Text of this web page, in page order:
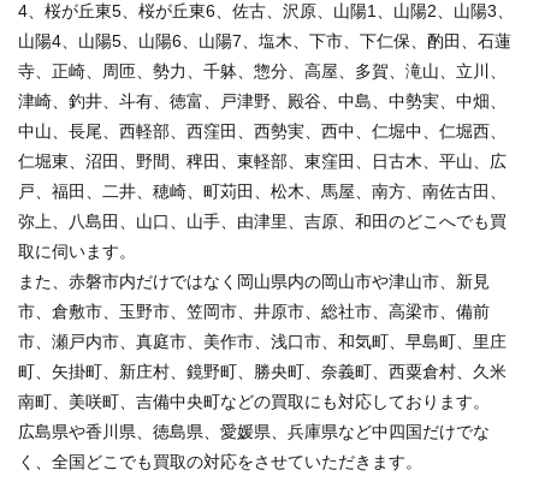
4、桜が丘東5、桜が丘東6、佐古、沢原、山陽1、山陽2、山陽3、
山陽4、山陽5、山陽6、山陽7、塩木、下市、下仁保、酌田、石蓮
寺、正崎、周匝、勢力、千躰、惣分、高屋、多賀、滝山、立川、
津崎、釣井、斗有、徳富、戸津野、殿谷、中島、中勢実、中畑、
中山、長尾、西軽部、西窪田、西勢実、西中、仁堀中、仁堀西、
仁堀東、沼田、野間、稗田、東軽部、東窪田、日古木、平山、広
戸、福田、二井、穂崎、町苅田、松木、馬屋、南方、南佐古田、
弥上、八島田、山口、山手、由津里、吉原、和田のどこへでも買
取に伺います。
また、赤磐市内だけではなく岡山県内の岡山市や津山市、新見
市、倉敷市、玉野市、笠岡市、井原市、総社市、高梁市、備前
市、瀬戸内市、真庭市、美作市、浅口市、和気町、早島町、里庄
町、矢掛町、新庄村、鏡野町、勝央町、奈義町、西粟倉村、久米
南町、美咲町、吉備中央町などの買取にも対応しております。
広島県や香川県、徳島県、愛媛県、兵庫県など中四国だけでな
く、全国どこでも買取の対応をさせていただきます。